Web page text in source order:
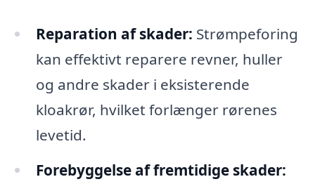
Reparation af skader: Strømpeforing
kan effektivt reparere revner, huller
og andre skader i eksisterende
kloakrør, hvilket forlænger rørenes
levetid.
Forebyggelse af fremtidige skader: